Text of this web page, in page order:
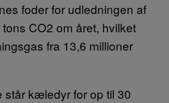
foder for udledningen af
CO2 om året, hvilket
fra 13,6 millioner
står kæledyr for op til 30